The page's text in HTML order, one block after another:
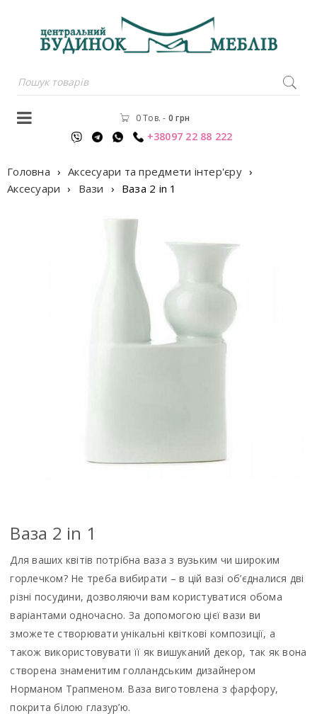
0 Тов. - 0грн
+38097 22 88 222
Головна › Аксесуари та предмети інтер'єру ›
Аксесуари › Вази › Ваза 2 in 1
Ваза 2 in 1
Для ваших квітів потрібна ваза з вузьким чи широким
горлечком? Не треба вибирати – в цій вазі об’єдналися дві
різні посудини, дозволяючи вам користуватися обома
варіантами одночасно. За допомогою цієї вази ви
зможете створювати унікальні квіткові композиції, а
також використовувати її як вишуканий декор, так як вона
створена знаменитим голландським дизайнером
Норманом Трапменом. Ваза виготовлена з фарфору,
покрита білою глазур’ю.